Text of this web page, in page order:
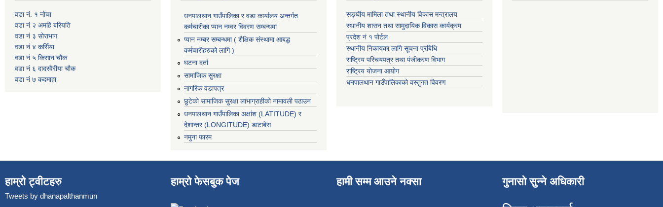
वडा नं. १ नोचा
वडा नं २ अमहि बरियति
वडा नं ३ सोराभाग
वडा नं ४ कर्सिया
वडा नं ५ किसान चौक
वडा नं ६ दादरवैरीया चाैक
वडा नं ७ कदमाहा
धनपालथान गाउँपालिका र वडा कार्यालय अन्तर्गत
कर्मचारीका प्यान नम्वर विवरण सम्बन्धमा
प्यान नम्बर सम्बन्धमा ( शैक्षिक संस्थामा आबद्ध
कर्मचारीहरुको लागि )
घटना दर्ता
सामाजिक सुरक्षा
नागरिक वडापत्र
छुटेको सामाजिक सुरक्षा लाभाग्राहीको नामावली पठाउन
धनपालथान गाउँपालिका अक्षांश (LATITUDE) र
देशान्तर (LONGITUDE) डाटाबेस
नमुना फारम
सङ्घीय मामिला तथा स्थानीय विकास मन्त्रालय
स्थानीय शासन तथा सामुदायिक विकास कार्यक्रम
प्रदेश नं १ पोर्टल
स्थानीय निकायका लागि सूचना प्रबिधि
राष्ट्रिय परिचयपत्र तथा पंजीकरण विभाग
राष्ट्रिय योजना आयोग
धनपालथान गाउँपालिकाको वस्तुगत विवरण
हाम्रो ट्वीटहरु
Tweets by dhanapalthanmun
हाम्रो फेसबुक पेज हामी सम्म आउने नक्सा गुनासो सुन्ने अधिकारी